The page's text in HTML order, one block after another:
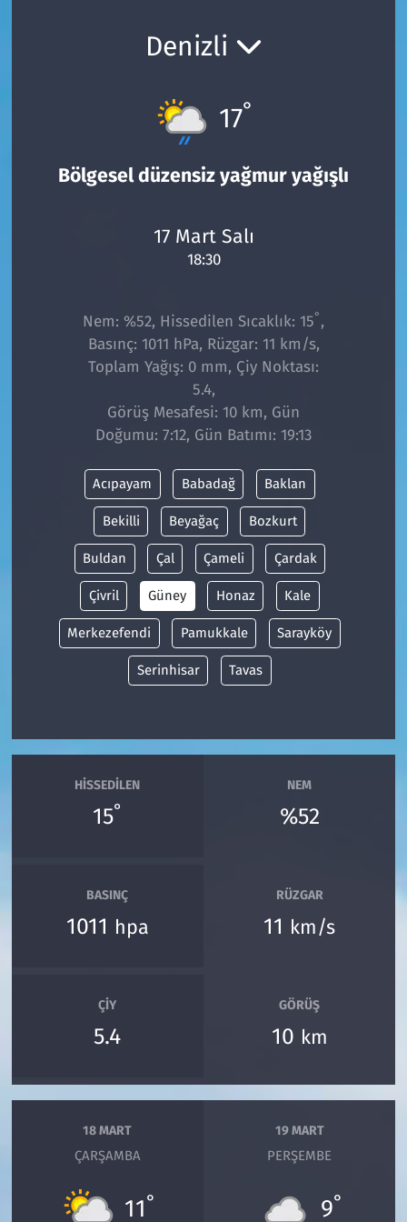
Denizli
17°
Bölgesel düzensiz yağmur yağışlı
17 Mart Salı
18:30
Nem: %52, Hissedilen Sıcaklık: 15° ,
Basınç: 1011 hPa, Rüzgar: 11 km/s,
Toplam Yağış: 0 mm, Çiy Noktası:
5.4,
Görüş Mesafesi: 10 km, Gün
Doğumu: 7:12, Gün Batımı: 19:13
Acıpayam Babadağ Baklan
Bekilli Beyağaç Bozkurt
Buldan Çal Çameli Çardak
Çivril Güney Honaz Kale
Merkezefendi Pamukkale Sarayköy
Serinhisar Tavas
HISSEDILEN
15°
NEM
%52
BASINÇ
1011 hpa
RÜZGAR
11 km/s
ÇIY
5.4
GÖRÜŞ
10 km
18 MART
ÇARŞAMBA
11°
19 MART
PERŞEMBE
9°
Video
Kültür Sanat
Saray
Spor
Süleymanpaşa
Tekirdağ